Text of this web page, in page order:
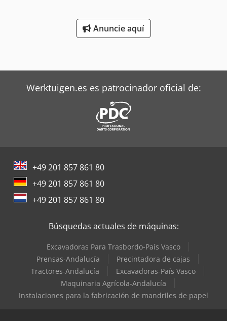
38x rodillos de transporte disponibles -Precio: por pieza -
Dimensiones: Ø 60 x 1940 mm -Peso: 8,5 kg/unidad
Anuncie aquí
Werktuigen.es es patrocinador oficial de:
+49 201 857 861 80
+49 201 857 861 80
+49 201 857 861 80
Búsquedas actuales de máquinas:
Excavadoras Para Trasbordo-País Vasco
Prensas-Andalucía
Precintadora de cajas
Tractores-Andalucía
Excavadoras-País Vasco
Maquinaria Agrícola-Andalucía
Instalaciones para la fabricación de mandriles de papel